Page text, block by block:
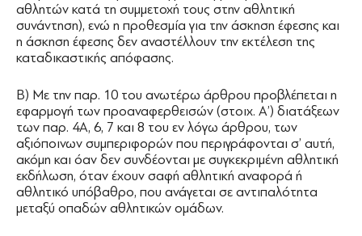
αθλητών κατά τη συμμετοχή τους στην αθλητική
συνάντηση), ενώ η προθεσμία για την άσκηση έφεσης και
η άσκηση έφεσης δεν αναστέλλουν την εκτέλεση της
καταδικαστικής απόφασης.
Β) Με την παρ. 10 του ανωτέρω άρθρου προβλέπεται η
εφαρμογή των προαναφερθεισών (στοιχ. Α’) διατάξεων
των παρ. 4Α, 6, 7 και 8 του εν λόγω άρθρου, των
αξιόποινων συμπεριφορών που περιγράφονται σ’ αυτή,
ακόμη και όαν δεν συνδέονται με συγκεκριμένη αθλητική
εκδήλωση, όταν έχουν σαφή αθλητική αναφορά ή
αθλητικό υπόβαθρο, που ανάγεται σε αντιπαλότητα
μεταξύ οπαδών αθλητικών ομάδων.